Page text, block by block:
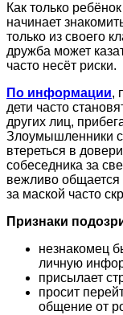
Как только
начинает
только из своего
дружба может
часто несёт риски.
По информации,
дети часто
других лиц,
Злоумышленники
втереться в
собеседника за
вежливо
за маской часто
Признаки
незнакомец
личную
присылает
просит
общение от